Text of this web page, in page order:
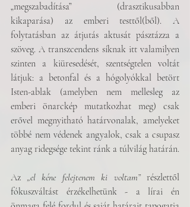
„megszabadítása” (drasztikusabban
kikaparása) az emberi testtől(ből). A
folytatásban az átjutás aktusát pásztázza a
szöveg. A transzcendens síknak itt valamilyen
szinten a kiüresedését, szentségtelen voltát
látjuk: a betonfal és a hógolyókkal betört
Isten-ablak (amelyben nem mellesleg az
emberi önarckép mutatkozhat meg) csak
erővel megnyitható határvonalak, amelyeket
többé nem védenek angyalok, csak a csupasz
Az „el kéne felejtenem ki voltam” részlettől
fókuszváltást érzékelhetünk - a lírai én